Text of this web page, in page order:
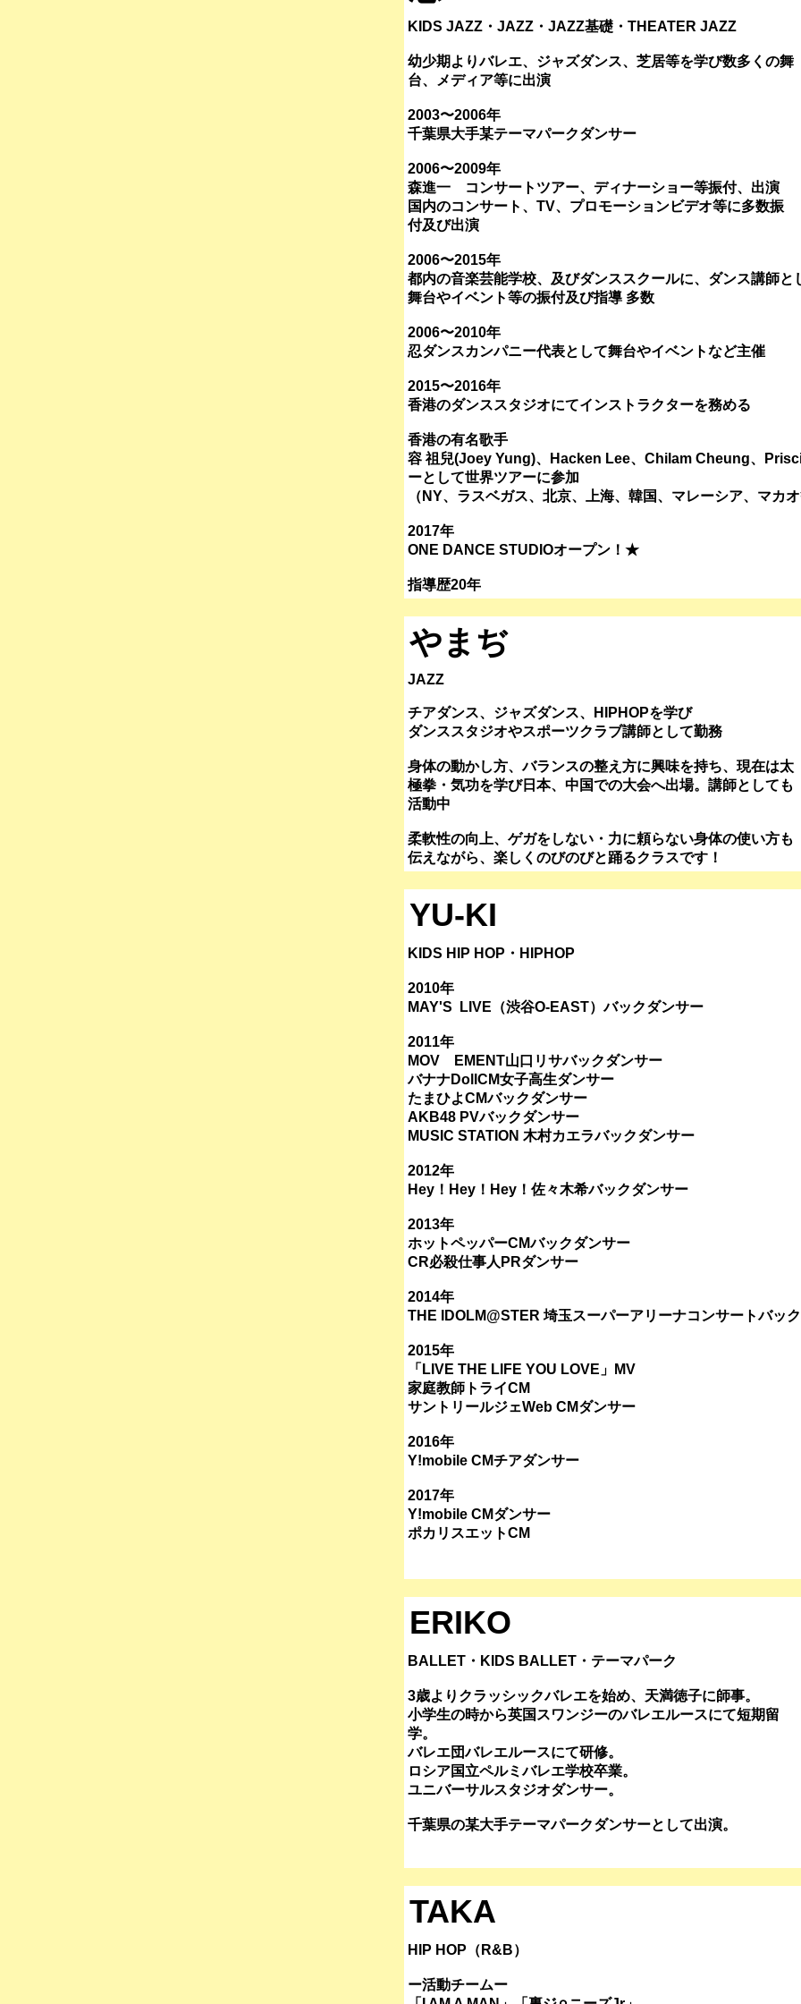
KIDS JAZZ・JAZZ・JAZZ基礎・THEATER JAZZ
幼少期よりバレエ、ジャズダンス、芝居等を学び数多くの舞
台、メディア等に出演
2003〜2006年
千葉県大手某テーマパークダンサー
2006〜2009年
森進一 コンサートツアー、ディナーショー等振付、出演
国内のコンサート、TV、プロモーションビデオ等に多数振
付及び出演
2006〜2015年
都内の音楽芸能学校、及びダンススクールに、ダンス講師と
舞台やイベント等の振付及び指導 多数
2006〜2010年
忍ダンスカンパニー代表として舞台やイベントなど主催
2015〜2016年
香港のダンススタジオにてインストラクターを務める
香港の有名歌手
容 祖兒(Joey Yung)、Hacken Lee、Chilam Cheung、
ーとして世界ツアーに参加
（NY、ラスベガス、北京、上海、韓国、マレーシア、マカ
2017年
ONE DANCE STUDIOオープン！★
指導歴20年
やまぢ
JAZZ
チアダンス、ジャズダンス、HIPHOPを学び
ダンススタジオやスポーツクラブ講師として勤務
身体の動かし方、バランスの整え方に興味を持ち、現在は太
極拳・気功を学び日本、中国での大会へ出場。講師としても
活動中
柔軟性の向上、ゲガをしない・力に頼らない身体の使い方も
伝えながら、楽しくのびのびと踊るクラスです！
YU-KI
KIDS HIP HOP・HIPHOP
2010年
MAY'S LIVE（渋谷O-EAST）バックダンサー
2011年
MOV EMENT山口リサバックダンサー
バナナDollCM女子高生ダンサー
たまひよCMバックダンサー
AKB48 PVバックダンサー
MUSIC STATION 木村カエラバックダンサー
2012年
Hey！Hey！Hey！佐々木希バックダンサー
2013年
ホットペッパーCMバックダンサー
CR必殺仕事人PRダンサー
2014年
THE IDOLM@STER 埼玉スーパーアリーナコンサートバッ
2015年
「LIVE THE LIFE YOU LOVE」MV
家庭教師トライCM
サントリールジェWeb CMダンサー
2016年
Y!mobile CMチアダンサー
2017年
Y!mobile CMダンサー
ポカリスエットCM
ERIKO
BALLET・KIDS BALLET・テーマパーク
3歳よりクラッシックバレエを始め、天満徳子に師事。
小学生の時から英国スワンジーのバレエルースにて短期留
学。
バレエ団バレエルースにて研修。
ロシア国立ペルミバレエ学校卒業。
ユニバーサルスタジオダンサー。
千葉県の某大手テーマパークダンサーとして出演。
TAKA
HIP HOP（R&B）
ー活動チームー